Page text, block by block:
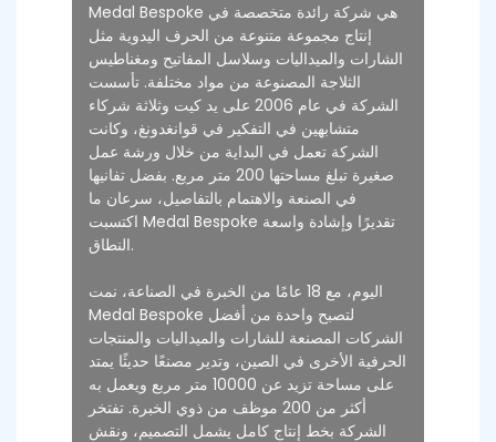
Medal Bespoke هي شركة رائدة متخصصة في
إنتاج مجموعة متنوعة من الحرف اليدوية مثل
الشارات والميداليات وسلاسل المفاتيح ومغناطيس
الثلاجة المصنوعة من مواد مختلفة. تأسست
الشركة في عام 2006 على يد كيت وثلاثة شركاء
متشابهين في التفكير في قوانغدونغ، وكانت
الشركة تعمل في البداية من خلال ورشة عمل
صغيرة تبلغ مساحتها 200 متر مربع. بفضل تفانيها
في الصنعة والاهتمام بالتفاصيل، سرعان ما
اكتسبت Medal Bespoke تقديرًا وإشادة واسعة
النطاق.
اليوم، مع 18 عامًا من الخبرة في الصناعة، نمت
Medal Bespoke لتصبح واحدة من أفضل
الشركات المصنعة للشارات والميداليات والمنتجات
الحرفية الأخرى في الصين، وتدير مصنعًا حديثًا يمتد
على مساحة تزيد عن 10000 متر مربع ويعمل به
أكثر من 200 موظف من ذوي الخبرة. تفتخر
الشركة بخط إنتاج كامل يشمل التصميم، ونقش